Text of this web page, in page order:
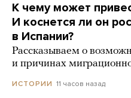
К чему может
И коснется ли он
в Испании?
Рассказываем о
и причинах
ИСТОРИИ 11 часов назад